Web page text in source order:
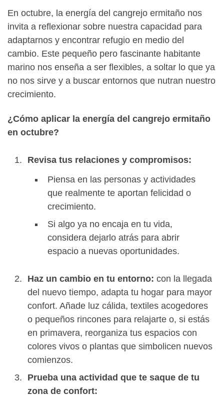
En octubre, la energía del cangrejo ermitaño nos
invita a reflexionar sobre nuestra capacidad para
adaptarnos y encontrar refugio en medio del
cambio. Este pequeño pero fascinante habitante
marino nos enseña a ser flexibles, a soltar lo que ya
no nos sirve y a buscar entornos que nutran nuestro
crecimiento.
¿Cómo aplicar la energía del cangrejo ermitaño
en octubre?
Revisa tus relaciones y compromisos:
Piensa en las personas y actividades
que realmente te aportan felicidad o
crecimiento.
Si algo ya no encaja en tu vida,
considera dejarlo atrás para abrir
espacio a nuevas oportunidades.
Haz un cambio en tu entorno: con la llegada
del nuevo tiempo, adapta tu hogar para mayor
confort. Añade luz cálida, textiles acogedores
o pequeños rincones para relajarte o, si estás
en primavera, reorganiza tus espacios con
colores vivos o plantas que simbolicen nuevos
comienzos.
Prueba una actividad que te saque de tu
zona de confort: